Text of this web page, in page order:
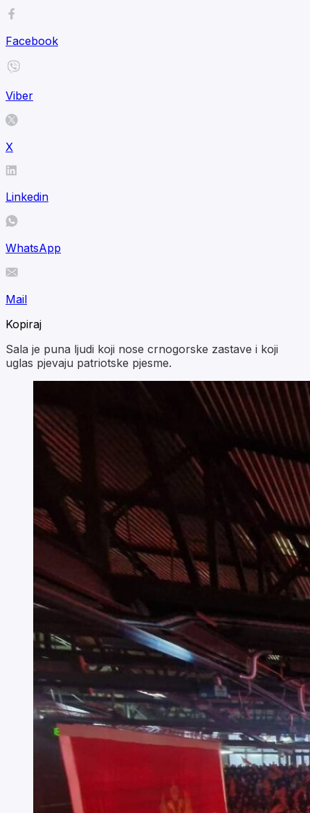
Facebook
Viber
X
Linkedin
WhatsApp
Mail
Kopiraj
Sala je puna ljudi koji nose crnogorske zastave i koji
uglas pjevaju patriotske pjesme.